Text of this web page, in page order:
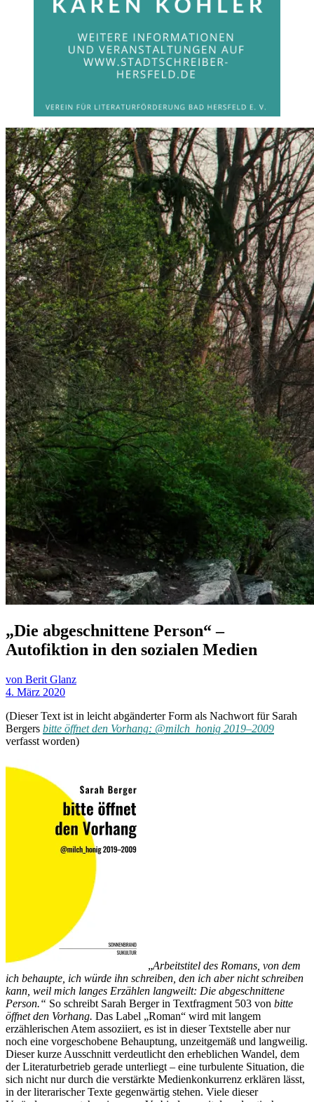
„Die abgeschnittene Person“ –
Autofiktion in den sozialen Medien
von Berit Glanz
4. März 2020
(Dieser Text ist in leicht abgänderter Form als Nachwort für Sarah
Bergers bitte öffnet den Vorhang: @milch_honig 2019–2009
verfasst worden)
„Arbeitstitel des Romans, von dem
ich behaupte, ich würde ihn schreiben, den ich aber nicht schreiben
kann, weil mich langes Erzählen langweilt: Die abgeschnittene
Person.“ So schreibt Sarah Berger in Textfragment 503 von bitte
öffnet den Vorhang. Das Label „Roman“ wird mit langem
erzählerischen Atem assoziiert, es ist in dieser Textstelle aber nur
noch eine vorgeschobene Behauptung, unzeitgemäß und langweilig.
Dieser kurze Ausschnitt verdeutlicht den erheblichen Wandel, dem
der Literaturbetrieb gerade unterliegt – eine turbulente Situation, die
sich nicht nur durch die verstärkte Medienkonkurrenz erklären lässt,
in der literarischer Texte gegenwärtig stehen. Viele dieser